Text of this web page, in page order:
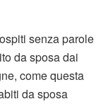
senza parole
da sposa dai
come questa
da sposa